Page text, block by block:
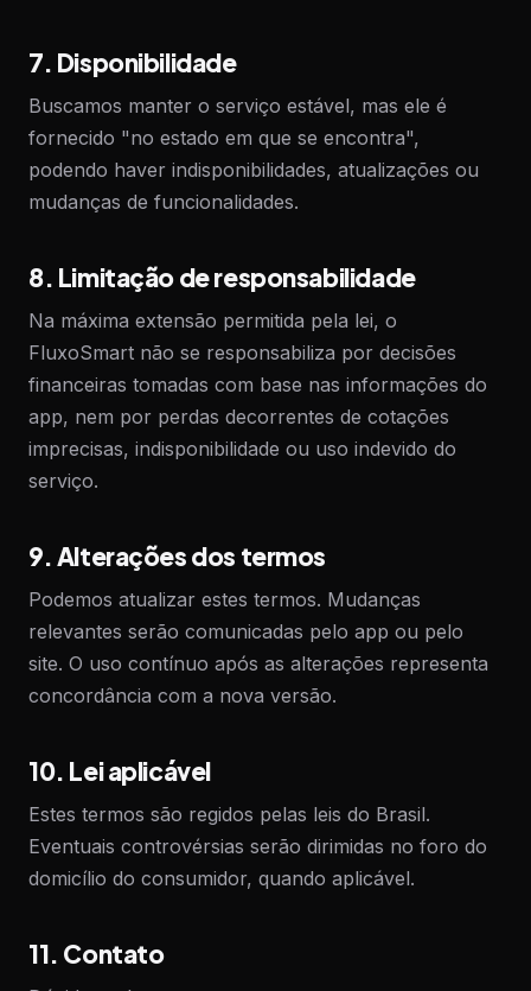
7. Disponibilidade
Buscamos manter o serviço estável, mas ele é
fornecido "no estado em que se encontra",
podendo haver indisponibilidades, atualizações ou
mudanças de funcionalidades.
8. Limitação de responsabilidade
Na máxima extensão permitida pela lei, o
FluxoSmart não se responsabiliza por decisões
financeiras tomadas com base nas informações do
app, nem por perdas decorrentes de cotações
imprecisas, indisponibilidade ou uso indevido do
serviço.
9. Alterações dos termos
Podemos atualizar estes termos. Mudanças
relevantes serão comunicadas pelo app ou pelo
site. O uso contínuo após as alterações representa
concordância com a nova versão.
10. Lei aplicável
Estes termos são regidos pelas leis do Brasil.
Eventuais controvérsias serão dirimidas no foro do
domicílio do consumidor, quando aplicável.
11. Contato